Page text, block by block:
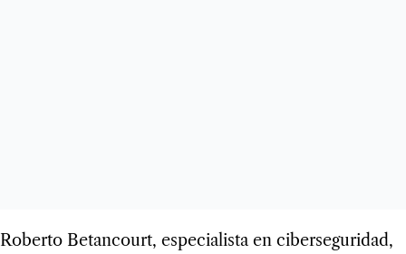
Roberto Betancourt, especialista en ciberseguridad,